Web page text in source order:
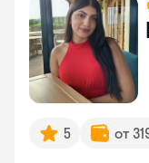
5 от